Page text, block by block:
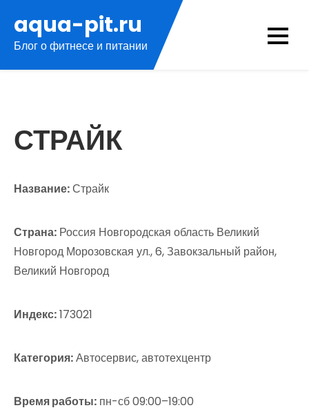
содержимому
aqua-pit.ru
Блог о фитнесе и питании
СТРАЙК
Название:Страйк
Страна: Россия Новгородская область Великий
Новгород Морозовская ул., 6, Завокзальный район,
Великий Новгород
Индекс:173021
Категория:Автосервис, автотехцентр
Время работы: пн-сб 09:00–19:00